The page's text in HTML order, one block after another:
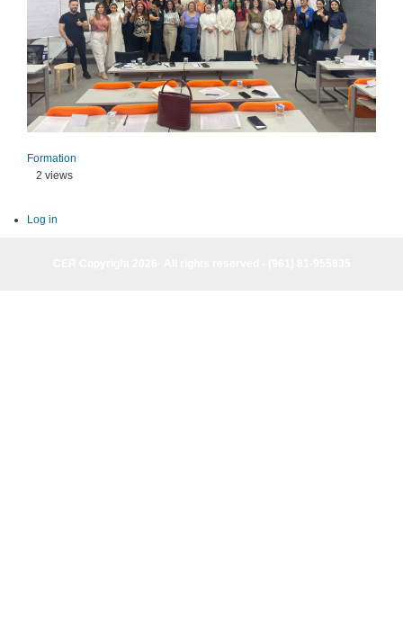
Formation
2 views
Log in